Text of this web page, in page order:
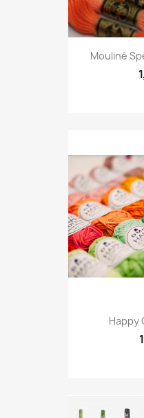
Mouliné
Happy